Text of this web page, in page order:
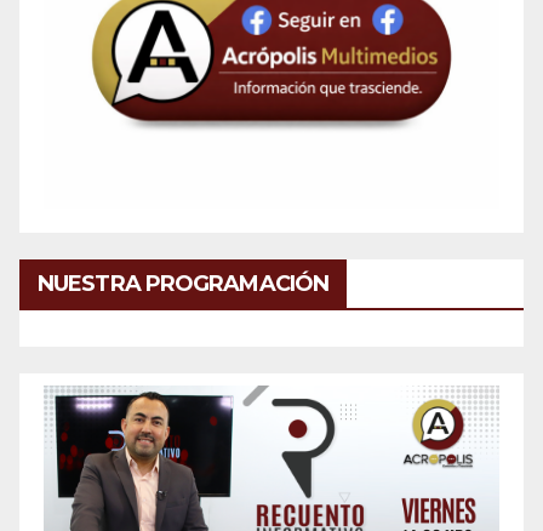
NUESTRA PROGRAMACIÓN